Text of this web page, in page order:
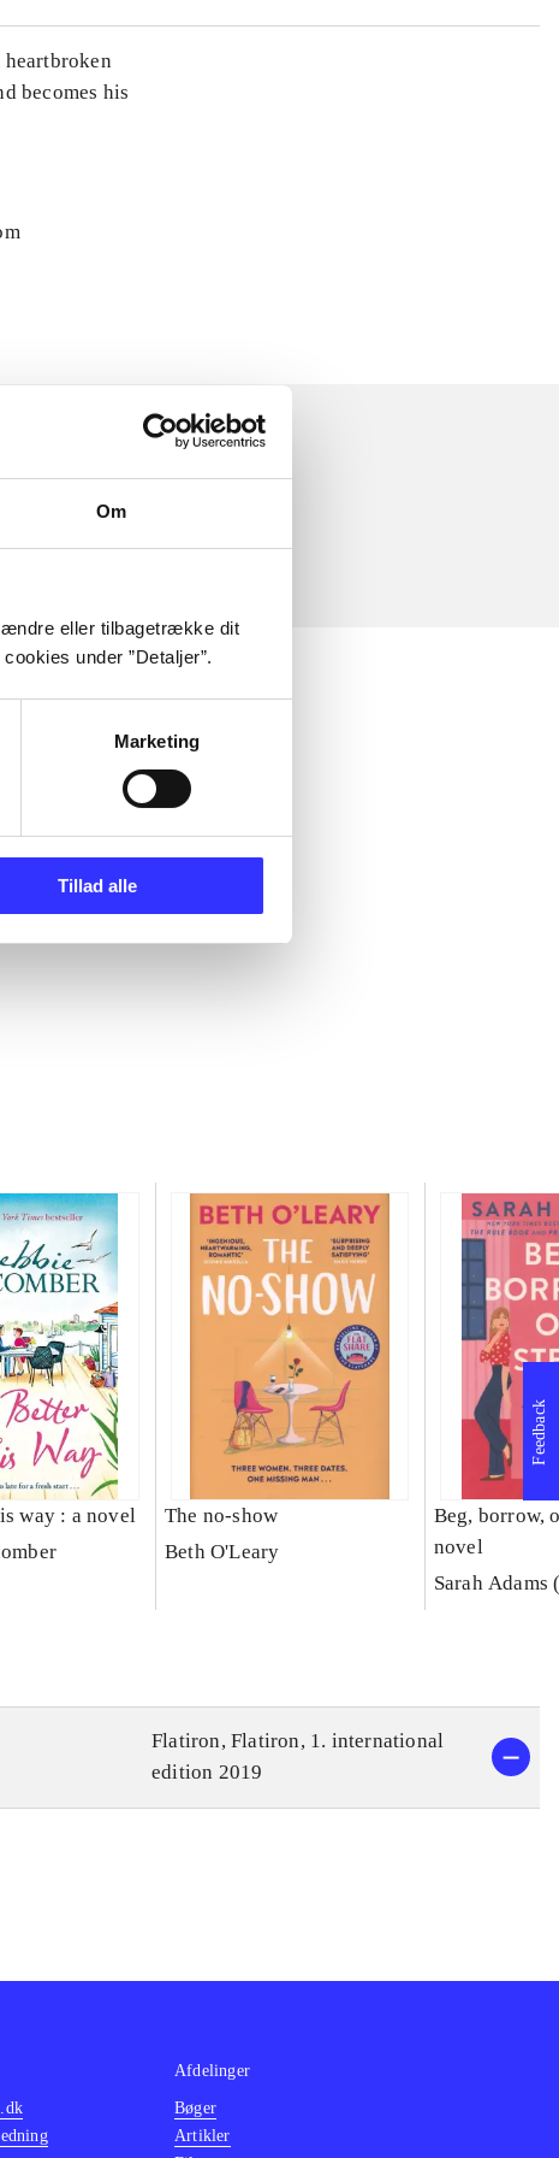
Om
eller tilbagetrække dit
under ”Detaljer”.
Marketing
Tillad alle
becomes his
way : a novel
The no-show
Beth O'Leary
Beg, borrow,
novel
Sarah Adams
Flatiron, Flatiron, 1. international
edition 2019
Feedback
Afdelinger
Bøger
Artikler